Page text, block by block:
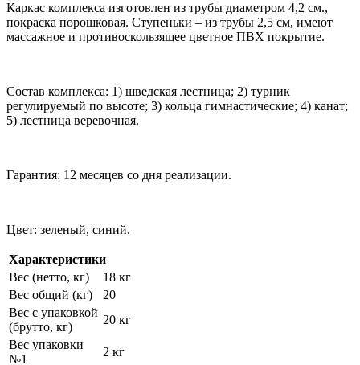
Каркас комплекса изготовлен из трубы диаметром 4,2 см.,
покраска порошковая. Ступеньки – из трубы 2,5 см, имеют
массажное и противоскользящее цветное ПВХ покрытие.
Состав комплекса: 1) шведская лестница; 2) турник
регулируемый по высоте; 3) кольца гимнастические; 4) канат;
5) лестница веревочная.
Гарантия: 12 месяцев со дня реализации.
Цвет: зеленый, синий.
Характеристики
Вес (нетто, кг)
18 кг
Вес общий (кг)
20
Вес с упаковкой
(брутто, кг)
20 кг
Вес упаковки
№1
2 кг